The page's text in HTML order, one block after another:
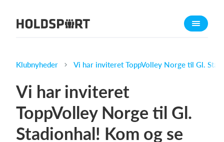
Om Holdsport
Presseomtale
Funktioner
Kalender
Klubnyheder Vi har inviteret ToppVolley Norge til Gl.
Vi har inviteret
ToppVolley Norge til Gl.
Stadionhal! Kom og se